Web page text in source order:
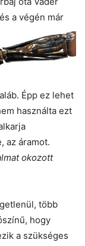
a végén már
Épp ez lehet
használta ezt
az áramot.
okozott
több
hogy
a szükséges